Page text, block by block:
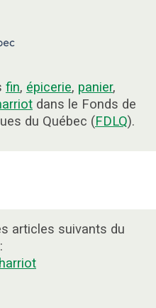
fin, épicerie, panier,
dans le Fonds de
du Québec (FDLQ).
articles suivants du